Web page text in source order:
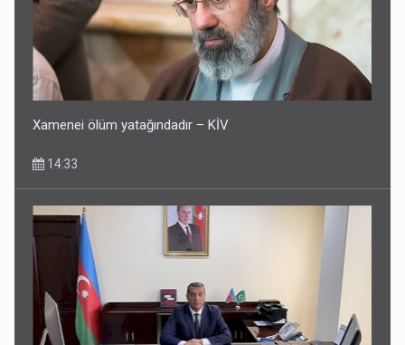
Xamenei ölüm yatağındadır – KİV
14:33